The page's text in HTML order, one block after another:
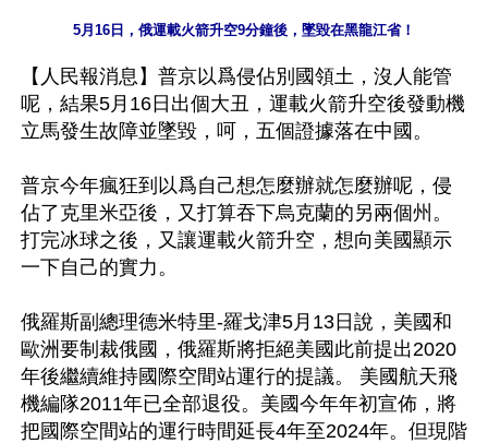
5月16日，俄運載火箭升空9分鐘後，墜毀在黑龍江省！
【人民報消息】普京以爲侵佔別國領土，沒人能管
呢，結果5月16日出個大丑，運載火箭升空後發動機
立馬發生故障並墜毀，呵，五個證據落在中國。
普京今年瘋狂到以爲自己想怎麼辦就怎麼辦呢，侵
佔了克里米亞後，又打算吞下烏克蘭的另兩個州。
打完冰球之後，又讓運載火箭升空，想向美國顯示
一下自己的實力。
俄羅斯副總理德米特里-羅戈津5月13日說，美國和
歐洲要制裁俄國，俄羅斯將拒絕美國此前提出2020
年後繼續維持國際空間站運行的提議。 美國航天飛
機編隊2011年已全部退役。美國今年年初宣佈，將
把國際空間站的運行時間延長4年至2024年。但現階